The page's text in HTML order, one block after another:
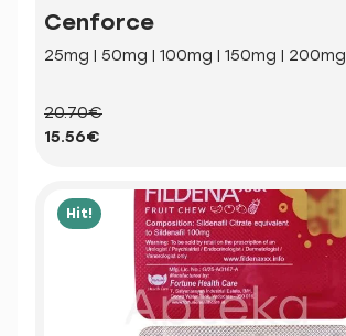
Cenforce
25mg | 50mg | 100mg | 150mg | 200mg
20.70€
15.56€
Hit!